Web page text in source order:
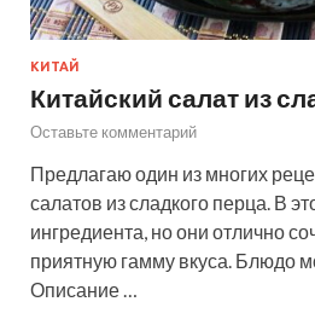
КИТАЙ
Китайский салат из
Оставьте комментарий
Предлагаю один из многих
салатов из сладкого перца. В
ингредиента, но они отлично
приятную гамму вкуса. Блюдо
Описание …